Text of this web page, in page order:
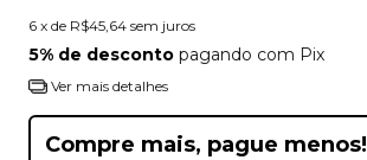
6 x de R$45,64 sem juros
5% de desconto pagando com Pix
Ver mais detalhes
Compre mais, pague menos!